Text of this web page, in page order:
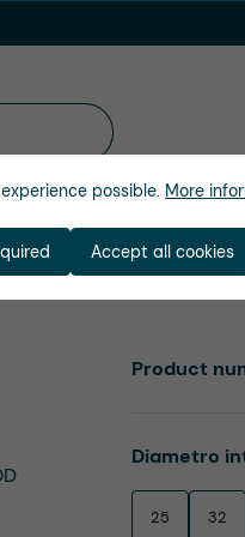
Select
Diametro
25 32
Product
possible. More
Accept all cookies